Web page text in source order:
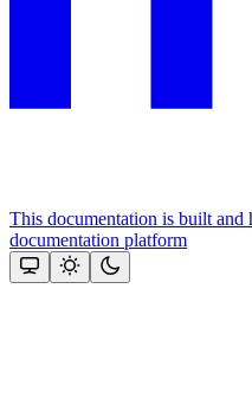
This documentation is built
documentation platform